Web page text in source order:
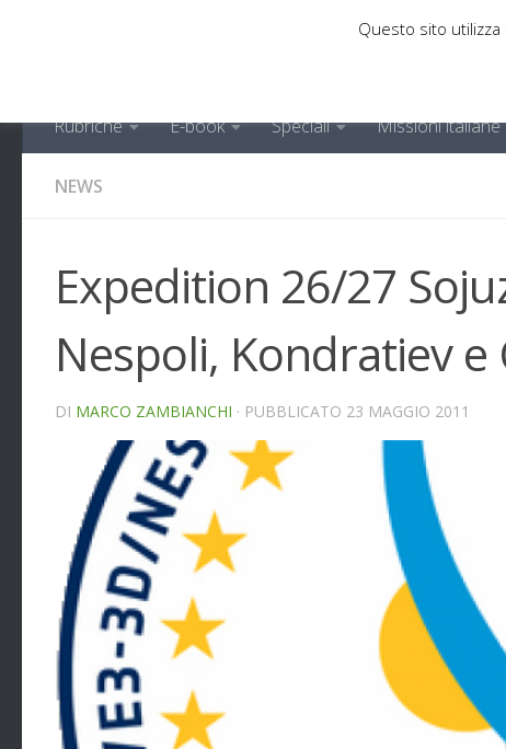
Rubriche E-book Speciali Missioni italiane
NEWS
Expedition 26/27
Nespoli, Kondratiev e
DI MARCO ZAMBIANCHI · PUBBLICATO 23 MAGGIO 2011
Questo sito utilizza